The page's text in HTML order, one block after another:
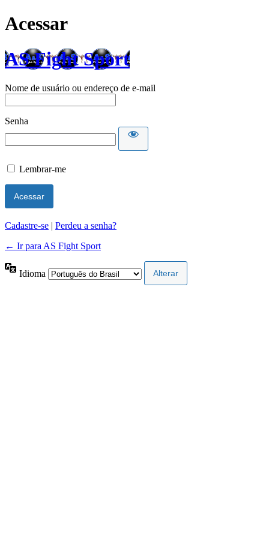
Acessar
AS Fight Sport
Nome de usuário ou endereço de e-mail
Senha
Lembrar-me
Cadastre-se | Perdeu a senha?
← Ir para AS Fight Sport
Idioma